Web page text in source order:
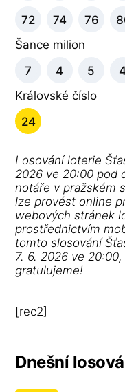
72 74 76
Šance milion
7
4 5
Královské číslo
24
Losování loterie
2026 ve 20:00 pod
notáře v pražském
lze provést online
webových stránek
prostřednictvím
tomto slosování
7. 6. 2026 ve
gratulujeme!
[rec2]
Dnešní